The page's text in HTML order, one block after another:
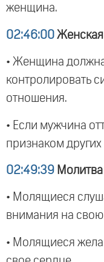
женщина.
02:46:00 Женская
• Женщина
контролировать
отношения.
• Если мужчина
признаком
02:49:39
• Молящиеся
внимания на
• Молящиеся